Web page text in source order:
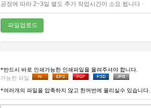
공정에 따라 2~3일 별도 추가 작업시간이 소요 됩니다ㆍ
파일업로드
*반드시 바로 인쇄가능한 인쇄파일을 올려주셔야 합니다.
가능한 파일
*여러개의 파일을 압축하지 않고 한꺼번에 올리실수 있습니다.